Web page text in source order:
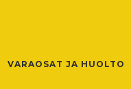
VARAOSAT JA HUOLTO